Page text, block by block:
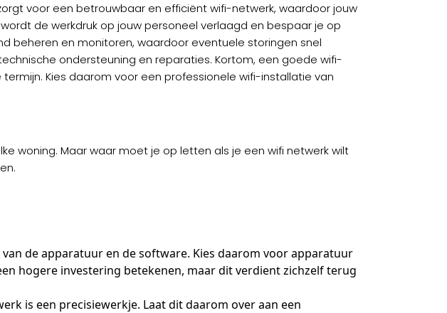
voor een betrouwbaar en efficiënt wifi-netwerk, waardoor jouw
de werkdruk op jouw personeel verlaagd en bespaar je op
beheren en monitoren, waardoor eventuele storingen snel
ondersteuning en reparaties. Kortom, een goede wifi-
Kies daarom voor een professionele wifi-installatie van
woning. Maar waar moet je op letten als je een wifi netwerk wilt
de apparatuur en de software. Kies daarom voor apparatuur
hogere investering betekenen, maar dit verdient zichzelf terug
is een precisiewerkje. Laat dit daarom over aan een